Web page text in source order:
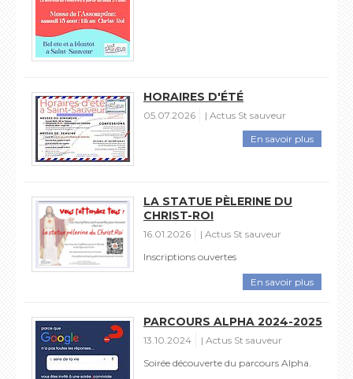
HORAIRES D'ÉTÉ
05.07.2026
Actus St sauveur
En savoir plus
LA STATUE PÈLERINE DU
CHRIST-ROI
16.01.2026
Actus St sauveur
Inscriptions ouvertes
En savoir plus
PARCOURS ALPHA 2024-2025
13.10.2024
Actus St sauveur
Soirée découverte du parcours Alpha.